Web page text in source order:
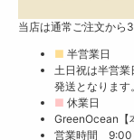
当店は通常ご注文から
■ 半営業日
土日祝は半営
発送となります
■ 休業日
GreenOcean【
営業時間 9:00